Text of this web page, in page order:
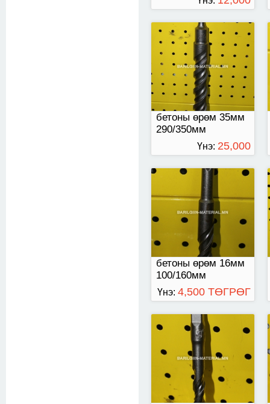
ТӨГРӨГ
бетоны өрөм 35мм
290/350мм
Үнэ: 25,000
ТӨГРӨГ
бетоны өрөм 16мм
100/160мм
бош оролттой
Үнэ: 4,500 ТӨГРӨГ
кен оролттой
бош оролттой